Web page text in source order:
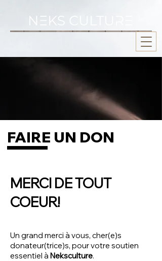
FAIRE UN DON
MERCI DE TOUT
COEUR!
Un grand merci à vous, cher(e)s
donateur(trice)s, pour votre soutien
essentiel à Neksculture.